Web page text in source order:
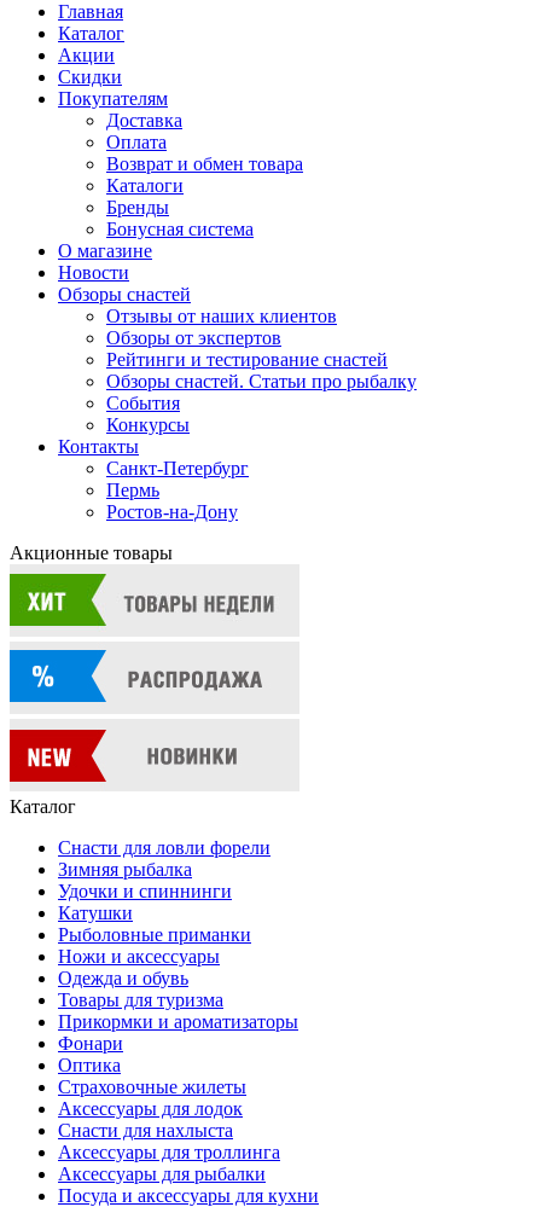
Главная
Каталог
Акции
Скидки
Покупателям
Доставка
Оплата
Возврат и обмен товара
Каталоги
Бренды
Бонусная система
О магазине
Новости
Обзоры снастей
Отзывы от наших клиентов
Обзоры от экспертов
Рейтинги и тестирование снастей
Обзоры снастей. Статьи про рыбалку
События
Конкурсы
Контакты
Санкт-Петербург
Пермь
Ростов-на-Дону
Акционные товары
Каталог
Снасти для ловли форели
Зимняя рыбалка
Удочки и спиннинги
Катушки
Рыболовные приманки
Ножи и аксессуары
Одежда и обувь
Товары для туризма
Прикормки и ароматизаторы
Фонари
Оптика
Страховочные жилеты
Аксессуары для лодок
Снасти для нахлыста
Аксессуары для троллинга
Аксессуары для рыбалки
Посуда и аксессуары для кухни